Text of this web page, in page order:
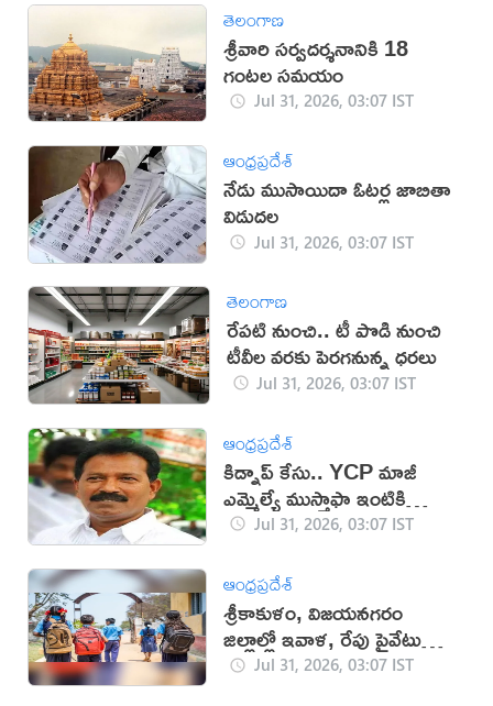
తెలంగాణ
శ్రీవారి సర్వదర్శనానికి 18
గంటల సమయం
Jul 31, 2026, 03:07 IST
ఆంధ్రప్రదేశ్
నేడు ముసాయిదా ఓటర్ల జాబితా
విడుదల
Jul 31, 2026, 03:07 IST
తెలంగాణ
రేపటి నుంచి.. టీ పొడి నుంచి
టీవీల వరకు పెరగనున్న ధరలు
Jul 31, 2026, 03:07 IST
ఆంధ్రప్రదేశ్
కిడ్నాప్ కేసు.. YCP మాజీ
ఎమ్మెల్యే ముస్తాఫా ఇంటికి
పోలీసులు
Jul 31, 2026, 03:07 IST
ఆంధ్రప్రదేశ్
శ్రీకాకుళం, విజయనగరం
జిల్లాల్లో ఇవాళ, రేపు ప్రైవేటు
స్కూళ్లకు సెలవు!
Jul 31, 2026, 03:07 IST